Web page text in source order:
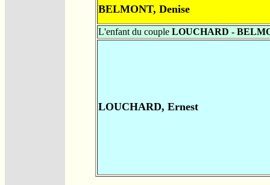
BELMONT, Denise
L'enfant du couple LOUCHARD -
LOUCHARD, Ernest